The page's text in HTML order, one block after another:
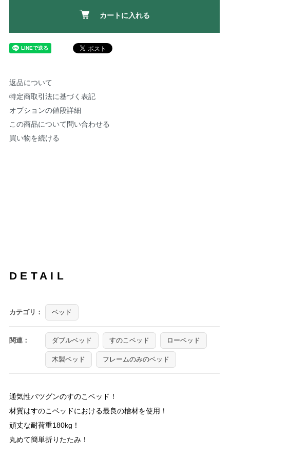
カートに入れる
返品について
特定商取引法に基づく表記
オプションの値段詳細
この商品について問い合わせる
買い物を続ける
DETAIL
カテゴリ： ベッド
関連： ダブルベッド すのこベッド ローベッド
木製ベッド フレームのみのベッド
通気性バツグンのすのこベッド！
材質はすのこベッドにおける最良の檜材を使用！
頑丈な耐荷重180kg！
丸めて簡単折りたたみ！